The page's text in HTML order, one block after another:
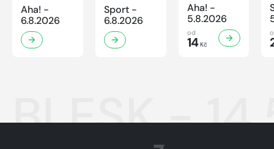
Aha! -
6.8.2026
Sport -
6.8.2026
Aha! -
5.8.2026
od
14Kč
BLESK -